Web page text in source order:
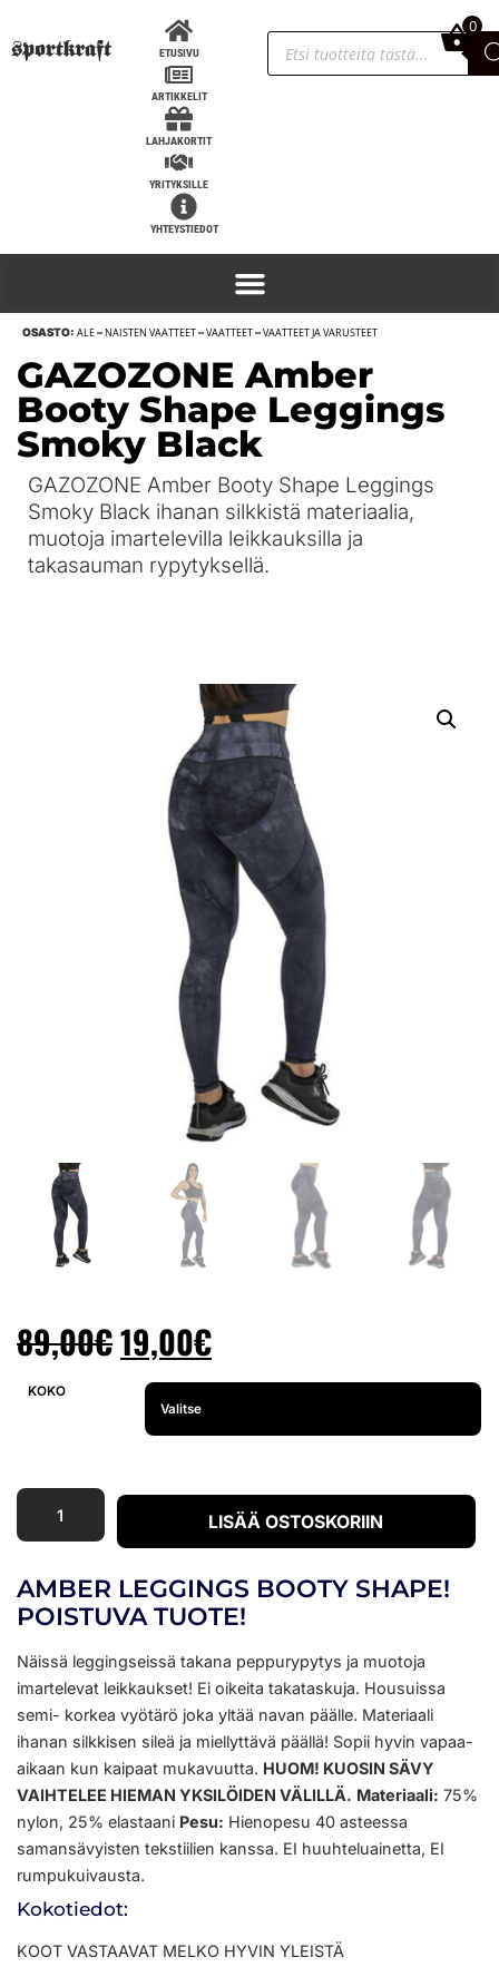
SportKraft Premium Power Rack
jatkolla, K203cm S120cm
1 778,00€ + LISÄÄ
ETUSIVU
ARTIKKELIT
LAHJAKORTIT
YRITYKSILLE
YHTEYSTIEDOT
0,00€
0
OSASTO: ALE–NAISTEN VAATTEET–VAATTEET–VAATTEET JA VARUSTEET
GAZOZONE Amber
Booty Shape Leggings
Smoky Black
GAZOZONE Amber Booty Shape Leggings
Smoky Black ihanan silkkistä materiaalia,
muotoja imartelevilla leikkauksilla ja
takasauman rypytyksellä.
89,00€19,00€
KOKO
LISÄÄ OSTOSKORIIN
AMBER LEGGINGS BOOTY SHAPE!
POISTUVA TUOTE!
Näissä leggingseissä takana peppurypytys ja muotoja
imartelevat leikkaukset! Ei oikeita takataskuja. Housuissa
semi- korkea vyötärö joka yltää navan päälle. Materiaali
ihanan silkkisen sileä ja miellyttävä päällä! Sopii hyvin vapaa-
aikaan kun kaipaat mukavuutta. HUOM! KUOSIN SÄVY
VAIHTELEE HIEMAN YKSILÖIDEN VÄLILLÄ. Materiaali: 75%
nylon, 25% elastaani Pesu: Hienopesu 40 asteessa
samansävyisten tekstiilien kanssa. EI huuhteluainetta, EI
rumpukuivausta.
Kokotiedot:
KOOT VASTAAVAT MELKO HYVIN YLEISTÄ